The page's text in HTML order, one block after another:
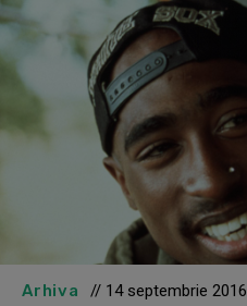
Arhiva // 14 septembrie 2016